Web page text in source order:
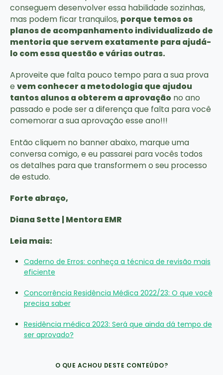
conseguem desenvolver essa habilidade sozinhas,
mas podem ficar tranquilos, porque temos os
planos de acompanhamento individualizado de
mentoria que servem exatamente para ajudá-
lo com essa questão e várias outras.
Aproveite que falta pouco tempo para a sua prova
e vem conhecer a metodologia que ajudou
tantos alunos a obterem a aprovação no ano
passado e pode ser a diferença que falta para você
comemorar a sua aprovação esse ano!!!
Então cliquem no banner abaixo, marque uma
conversa comigo, e eu passarei para vocês todos
os detalhes para que transformem o seu processo
de estudo.
Forte abraço,
Diana Sette | Mentora EMR
Leia mais:
Caderno de Erros: conheça a técnica de revisão mais
eficiente
Concorrência Residência Médica 2022/23: O que você
precisa saber
Residência médica 2023: Será que ainda dá tempo de
ser aprovado?
O QUE ACHOU DESTE CONTEÚDO?